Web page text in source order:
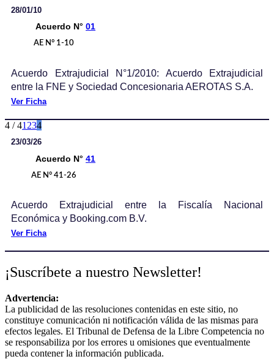
28/01/10
Acuerdo N°01
AE N° 1-10
Acuerdo Extrajudicial N°1/2010: Acuerdo Extrajudicial
entre la FNE y Sociedad Concesionaria AEROTAS S.A.
Ver Ficha
4 / 41 234
23/03/26
Acuerdo N°41
AE N° 41-26
Acuerdo Extrajudicial entre la Fiscalía Nacional
Económica y Booking.com B.V.
Ver Ficha
¡Suscríbete a nuestro Newsletter!
Advertencia:
La publicidad de las resoluciones contenidas en este sitio, no
constituye comunicación ni notificación válida de las mismas para
efectos legales. El Tribunal de Defensa de la Libre Competencia no
se responsabiliza por los errores u omisiones que eventualmente
pueda contener la información publicada.